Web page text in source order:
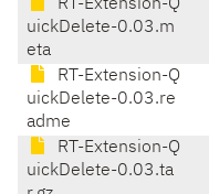
RT-Extension-Q
uickDelete-0.03.m
eta
RT-Extension-Q
uickDelete-0.03.re
adme
RT-Extension-Q
uickDelete-0.03.ta